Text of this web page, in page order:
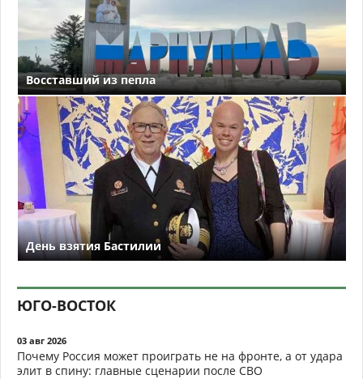
Восставший из пепла
День взятия Бастилии
ЮГО-ВОСТОК
03 авг 2026
Почему Россия может проиграть не на фронте, а от удара
элит в спину: главные сценарии после СВО